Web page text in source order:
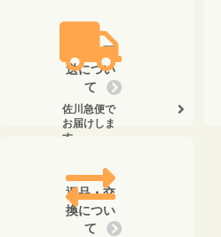
送料・配
送につい
て
佐川急便で
お届けしま
す。
返品・交
換につい
て